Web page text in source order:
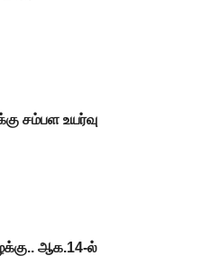
சம்பள உயர்வு
ஆக.14-ல்